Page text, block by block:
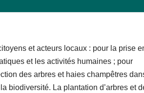
et acteurs locaux : pour la prise
et les activités humaines ; pour
des arbres et haies champêtres
biodiversité. La plantation d’arbres et